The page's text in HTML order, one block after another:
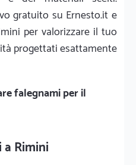
gratuito su Ernesto.it e
per valorizzare il tuo
progettati esattamente
falegnami per il
Rimini